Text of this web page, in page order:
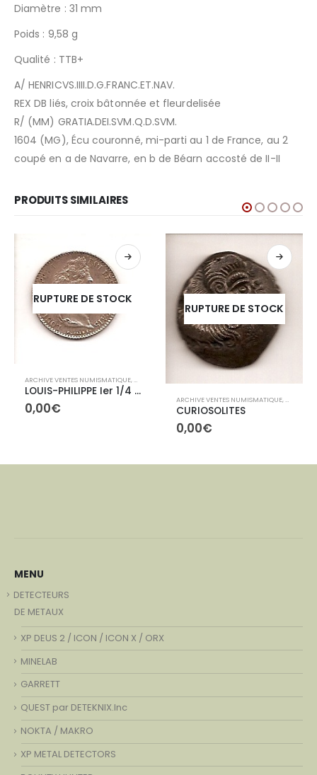
Diamètre : 31 mm
Poids : 9,58 g
Qualité : TTB+
A/ HENRICVS.IIII.D.G.FRANC.ET.NAV.
REX DB liés, croix bâtonnée et fleurdelisée
R/ (MM) GRATIA.DEI.SVM.Q.D.SVM.
1604 (MG), Écu couronné, mi-parti au 1 de France, au 2
coupé en a de Navarre, en b de Béarn accosté de II-II
PRODUITS SIMILAIRES
CONTEMPORAINES
RUPTURE DE STOCK
ARCHIVE VENTES NUMISMATIQUE,ARCHIVES CONTEMPORAINES
LOUIS-PHILIPPE Ier 1/4 de Franc 1845B
0,00€
RUPTURE DE STOCK
ARCHIVE VENTES NUMISMATIQUE,
CURIOSOLITES
0,00€
MENU
DETECTEURS
DE METAUX
XP DEUS 2 / ICON / ICON X / ORX
MINELAB
GARRETT
QUEST par DETEKNIX.Inc
NOKTA / MAKRO
XP METAL DETECTORS